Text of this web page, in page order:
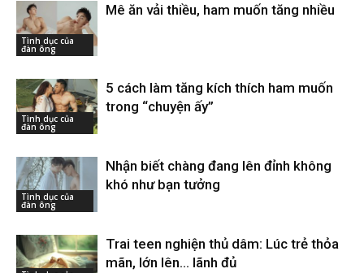
Tình dục của
đàn ông
Mê ăn vải thiều, ham muốn tăng nhiều
Tình dục của
đàn ông
5 cách làm tăng kích thích ham muốn
trong “chuyện ấy”
Tình dục của
đàn ông
Nhận biết chàng đang lên đỉnh không
khó như bạn tưởng
Trai teen nghiện thủ dâm: Lúc trẻ thỏa
mãn, lớn lên… lãnh đủ